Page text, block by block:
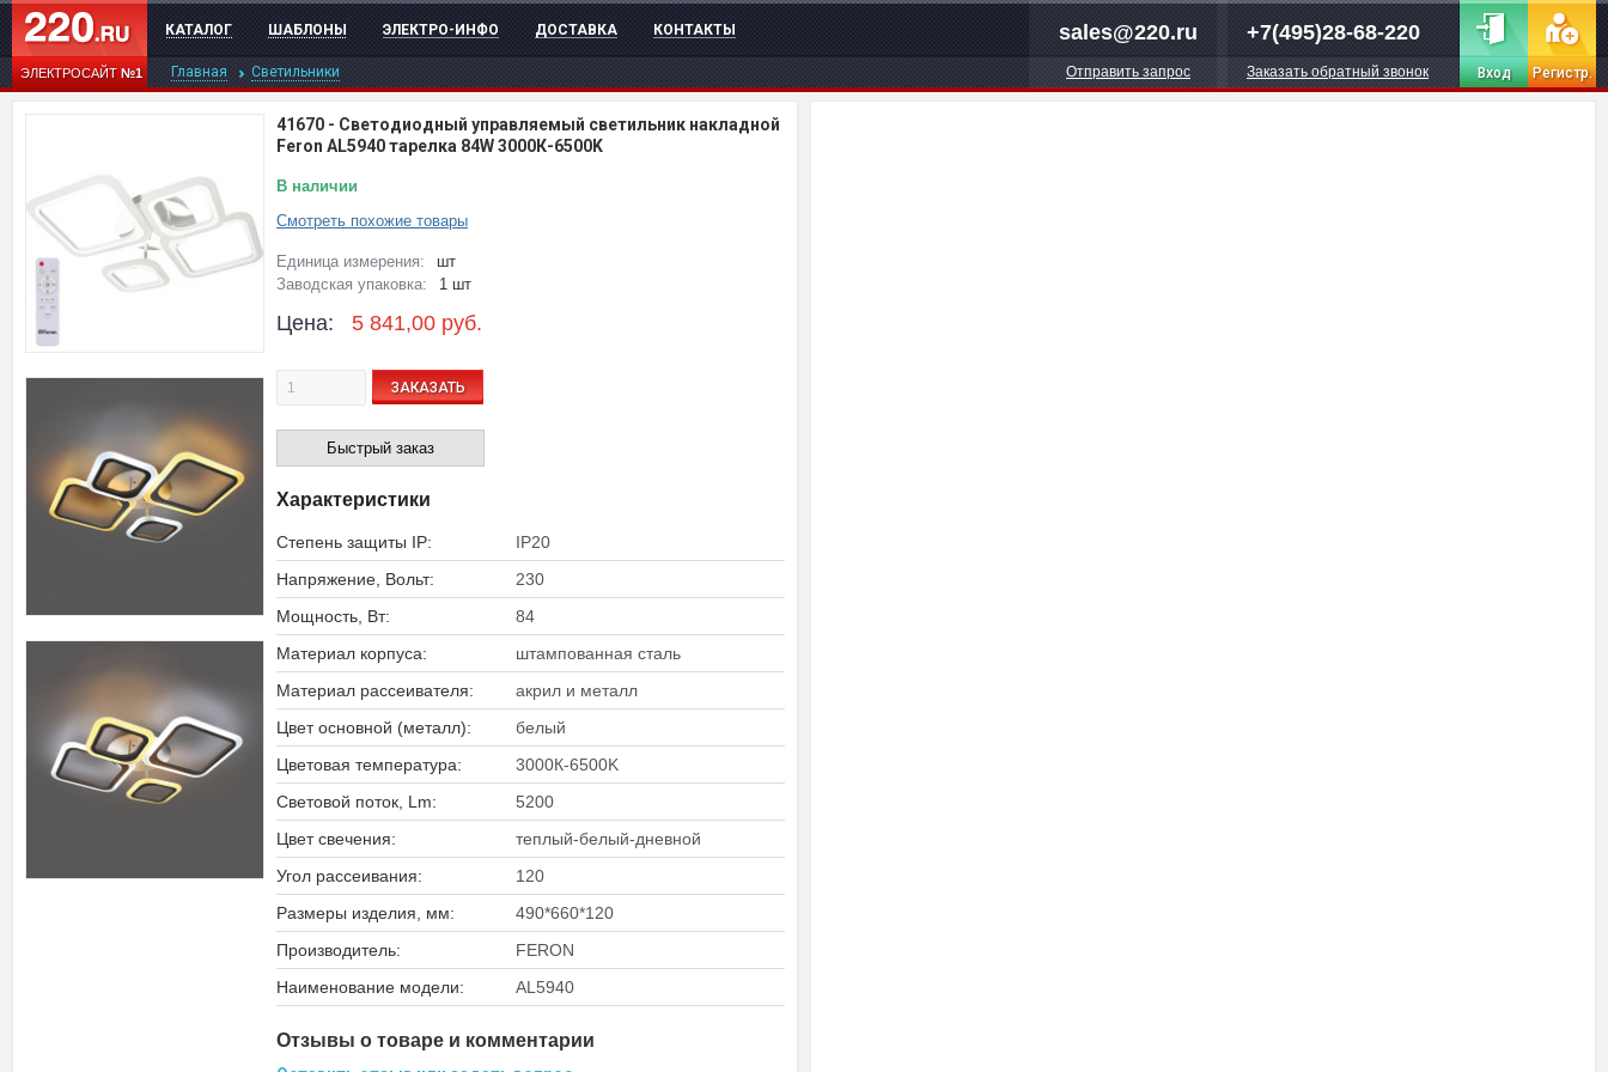
ЭЛЕКТРОСАЙТ№1
КАТАЛОГ ШАБЛОНЫ ЭЛЕКТРО-ИНФО ДОСТАВКА КОНТАКТЫ sales@220.ru
Отправить запрос
+7(495)28-68-220
Заказать обратный звонок Вход Регистр.
Главная Светильники
41670 - Светодиодный управляемый светильник накладной
Feron AL5940 тарелка 84W 3000К-6500K
В наличии
Смотреть похожие товары
Единица измерения:
шт
Заводская упаковка:
1 шт
Цена: 5 841,00 руб.
ЗАКАЗАТЬ
Быстрый заказ
Характеристики
Степень защиты IP:
IP20
Напряжение, Вольт:
230
Мощность, Вт:
84
Материал корпуса:
штампованная сталь
Материал рассеивателя:
акрил и металл
Цвет основной (металл):
белый
Цветовая температура:
3000К-6500K
Световой поток, Lm:
5200
Цвет свечения:
теплый-белый-дневной
Угол рассеивания:
120
Размеры изделия, мм:
490*660*120
Производитель:
FERON
Наименование модели:
AL5940
Отзывы о товаре и комментарии